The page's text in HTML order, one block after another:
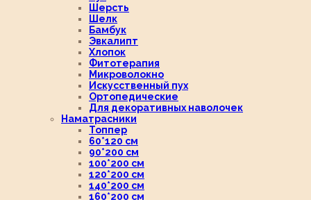
Шерсть
Шелк
Бамбук
Эвкалипт
Хлопок
Фитотерапия
Микроволокно
Искусственный пух
Ортопедические
Для декоративных наволочек
Наматрасники
Топпер
60*120 см
90*200 см
100*200 см
120*200 см
140*200 см
160*200 см